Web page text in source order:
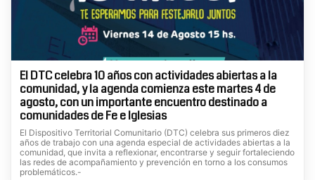
El DTC celebra 10 años con actividades abiertas a la
comunidad, y la agenda comienza este martes 4 de
agosto, con un importante encuentro destinado a
comunidades de Fe e Iglesias
El Dispositivo Territorial Comunitario (DTC) celebra sus primeros diez
años de trabajo con una agenda especial de actividades abiertas a la
comunidad, que invita a reflexionar, encontrarse y seguir fortaleciendo
las redes de acompañamiento y prevención en torno a los consumos
problemáticos.-